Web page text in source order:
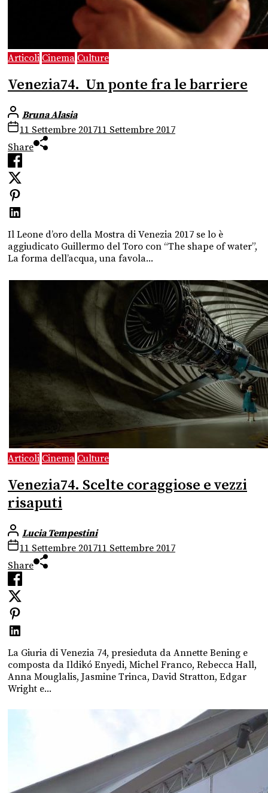
Articoli Cinema Culture
Venezia74. Un ponte fra le barriere
Bruna Alasia
11 Settembre 201711 Settembre 2017
Share
Il Leone d’oro della Mostra di Venezia 2017 se lo è
aggiudicato Guillermo del Toro con “The shape of water”,
La forma dell’acqua, una favola...
Articoli Cinema Culture
Venezia74. Scelte coraggiose e vezzi
risaputi
Lucia Tempestini
11 Settembre 201711 Settembre 2017
Share
La Giuria di Venezia 74, presieduta da Annette Bening e
composta da Ildikó Enyedi, Michel Franco, Rebecca Hall,
Anna Mouglalis, Jasmine Trinca, David Stratton, Edgar
Wright e...